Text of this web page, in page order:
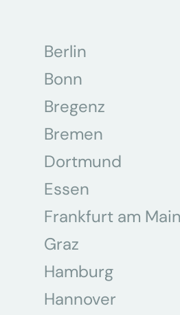
Berlin
Bonn
Bregenz
Bremen
Dortmund
Essen
Frankfurt am Main
Graz
Hamburg
Hannover